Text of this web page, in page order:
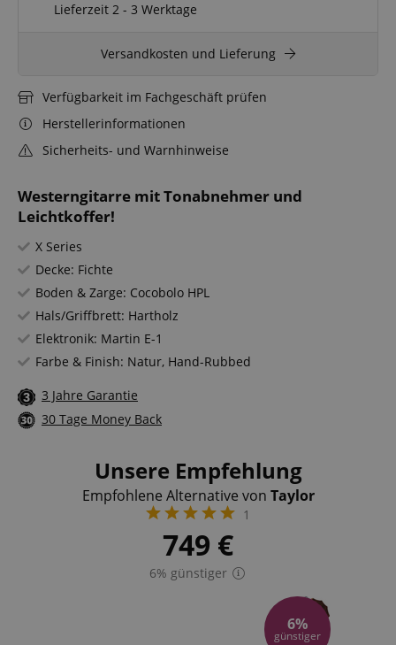
Westerngitarre mit Tonabnehmer und
Leichtkoffer!
X Series
Decke: Fichte
Boden & Zarge: Cocobolo HPL
Hals/Griffbrett: Hartholz
Elektronik: Martin E-1
Farbe & Finish: Natur, Hand-Rubbed
3 Jahre Garantie
30 Tage Money Back
Lieferzeit 2 - 3 Werktage
Versandkosten und Lieferung
Verfügbarkeit im Fachgeschäft prüfen
Herstellerinformationen
Sicherheits- und Warnhinweise
Unsere Empfehlung
Empfohlene Alternative von Taylor
1
749 €
6% günstiger
6%
günstiger